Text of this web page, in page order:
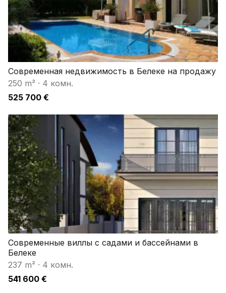
Современная недвижимость в Белеке на продажу
250 m² · 4 комн.
525 700 €
Современные виллы с садами и бассейнами в
Белеке
237 m² · 4 комн.
541 600 €